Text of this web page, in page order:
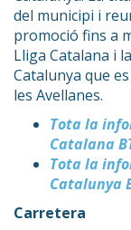
del municipi i
promoció fins a
Lliga Catalana i
Catalunya que
les Avellanes.
Tota la
Catalana
Tota la
Catalunya
Carretera